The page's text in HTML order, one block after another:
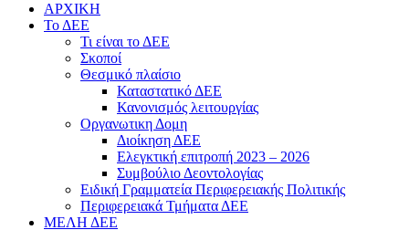
ΑΡΧΙΚΗ
Το ΔΕΕ
Τι είναι το ΔΕΕ
Σκοποί
Θεσμικό πλαίσιο
Καταστατικό ΔΕΕ
Κανονισμός λειτουργίας
Οργανωτικη Δομη
Διοίκηση ΔΕΕ
Ελεγκτική επιτροπή 2023 – 2026
Συμβούλιο Δεοντολογίας
Ειδική Γραμματεία Περιφερειακής Πολιτικής
Περιφερειακά Τμήματα ΔΕΕ
ΜΕΛΗ ΔΕΕ